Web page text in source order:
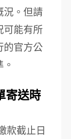
況。但請
可能有所
的官方公
寄送時
款截止日